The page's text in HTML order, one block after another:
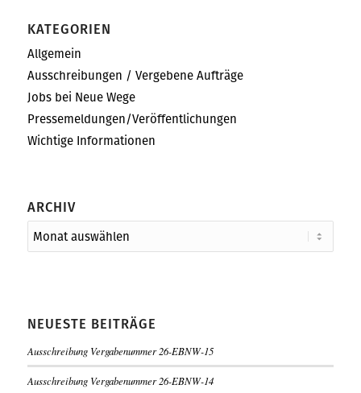
KATEGORIEN
Allgemein
Ausschreibungen / Vergebene Aufträge
Jobs bei Neue Wege
Pressemeldungen/Veröffentlichungen
Wichtige Informationen
ARCHIV
NEUESTE BEITRÄGE
Ausschreibung Vergabenummer 26-EBNW-15
Ausschreibung Vergabenummer 26-EBNW-14